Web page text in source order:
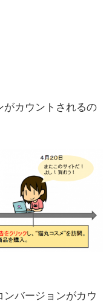
カウントされるの
バージョンがカウ